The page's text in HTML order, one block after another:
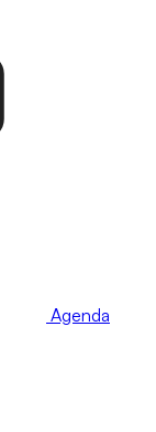
Agenda